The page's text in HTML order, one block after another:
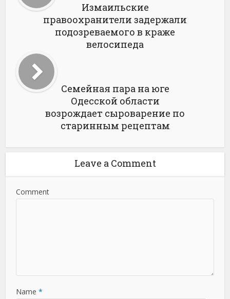
Измаильские
правоохранители задержали
подозреваемого в краже
велосипеда
Семейная пара на юге
Одесской области
возрождает сыроварение по
старинным рецептам
Leave a Comment
Comment
Name *